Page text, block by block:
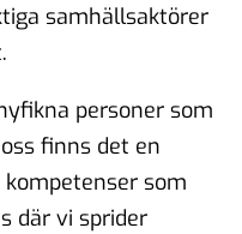
samhällsaktörer
personer som
finns det en
som
där vi sprider